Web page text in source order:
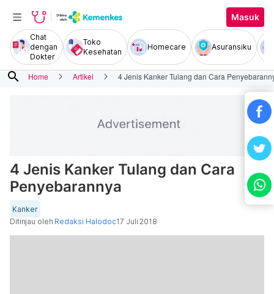
Masuk
Chat
dengan
Dokter
Toko
Kesehatan
Homecare Asuransiku
search Home Artikel 4 Jenis Kanker Tulang dan Cara
4 Jenis Kanker Tulang dan Cara
Penyebarannya
Kanker
Ditinjau oleh Redaksi Halodoc17 Juli 2018